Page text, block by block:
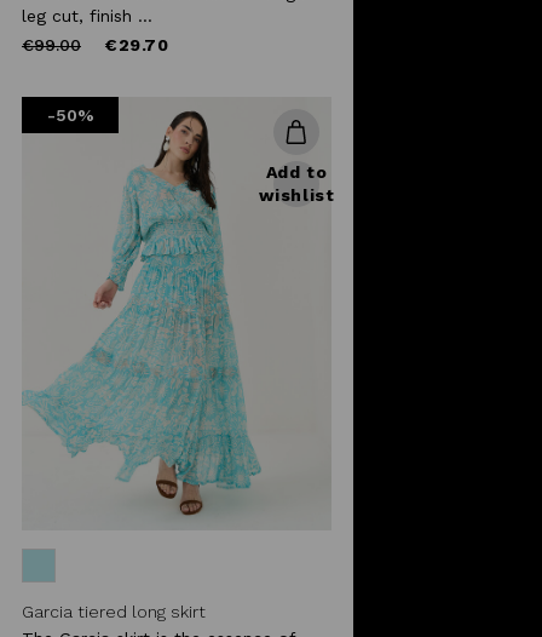
leg cut, finish ...
Price
€99.00to €29.70
-50%
Add to
wishlist
Garcia tiered long skirt